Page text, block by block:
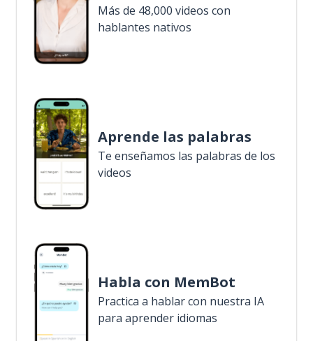
Más de 48,000 videos con
hablantes nativos
Aprende las palabras
Te enseñamos las palabras de los
videos
Habla con MemBot
Practica a hablar con nuestra IA
para aprender idiomas